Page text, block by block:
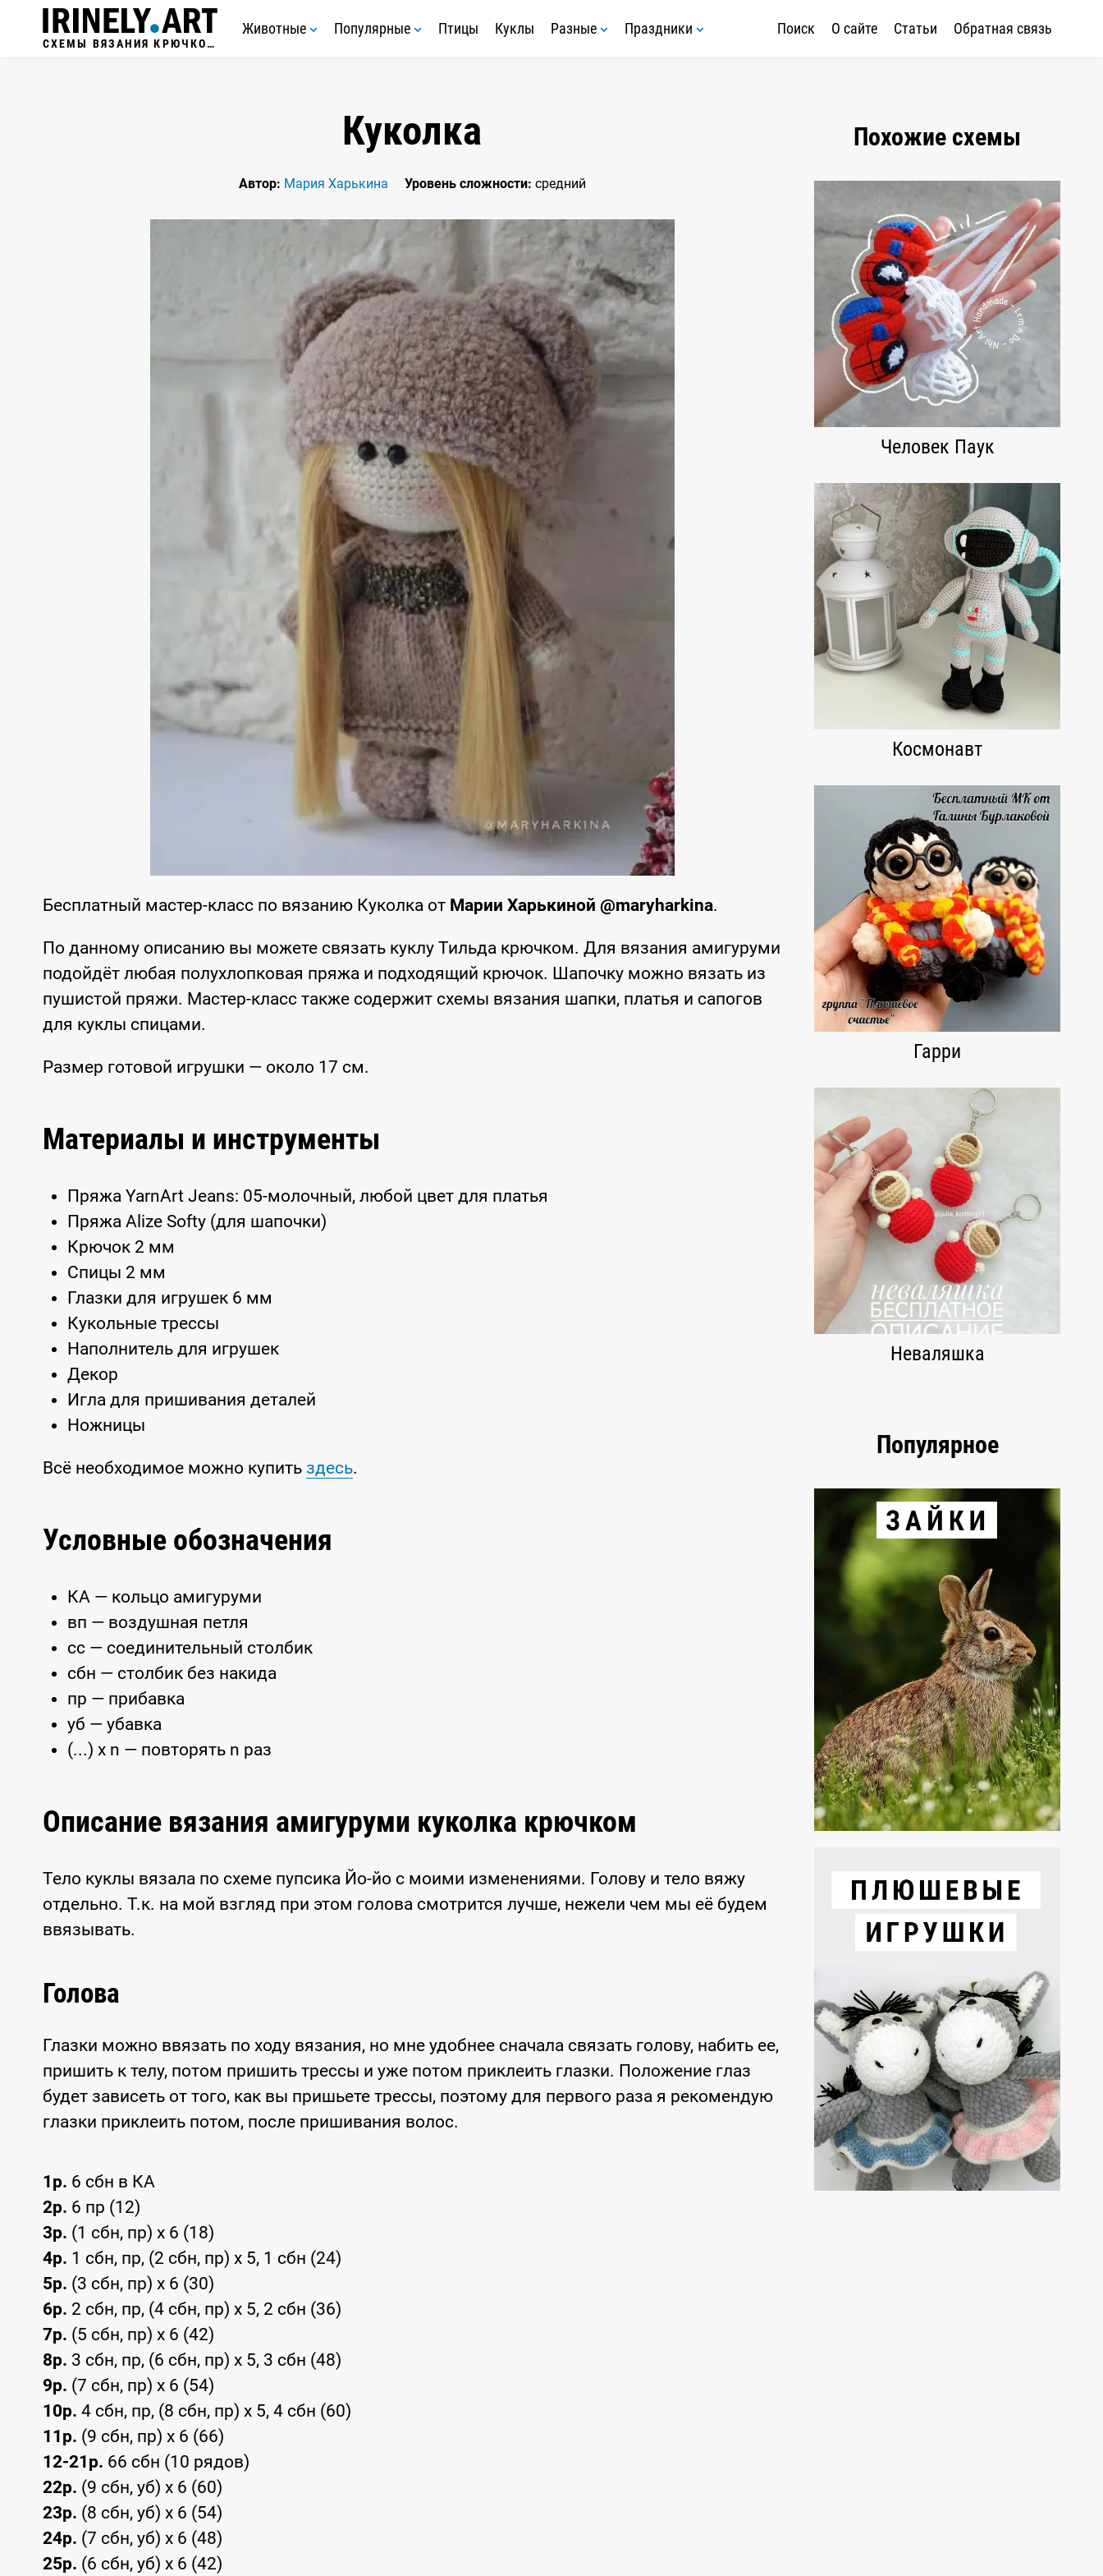
СХЕМЫ ВЯЗАНИЯ КРЮЧКОМ
Животные Популярные Птицы Куклы Разные Праздники Поиск О сайте Статьи Обратная связь
Куколка
Автор: Мария Харькина Уровень сложности: средний
Бесплатный мастер-класс по вязанию Куколка от Марии Харькиной @maryharkina.
По данному описанию вы можете связать куклу Тильда крючком. Для вязания амигуруми
подойдёт любая полухлопковая пряжа и подходящий крючок. Шапочку можно вязать из
пушистой пряжи. Мастер-класс также содержит схемы вязания шапки, платья и сапогов
для куклы спицами.
Размер готовой игрушки — около 17 см.
Материалы и инструменты
Пряжа YarnArt Jeans: 05-молочный, любой цвет для платья
Пряжа Alize Softy (для шапочки)
Крючок 2 мм
Спицы 2 мм
Глазки для игрушек 6 мм
Кукольные трессы
Наполнитель для игрушек
Декор
Игла для пришивания деталей
Ножницы
Всё необходимое можно купить здесь.
Условные обозначения
КА — кольцо амигуруми
вп — воздушная петля
сс — соединительный столбик
сбн — столбик без накида
пр — прибавка
уб — убавка
(...) x n — повторять n раз
Описание вязания амигуруми куколка крючком
Тело куклы вязала по схеме пупсика Йо-йо с моими изменениями. Голову и тело вяжу
отдельно. Т.к. на мой взгляд при этом голова смотрится лучше, нежели чем мы её будем
ввязывать.
Голова
Глазки можно ввязать по ходу вязания, но мне удобнее сначала связать голову, набить ее,
пришить к телу, потом пришить трессы и уже потом приклеить глазки. Положение глаз
будет зависеть от того, как вы пришьете трессы, поэтому для первого раза я рекомендую
глазки приклеить потом, после пришивания волос.
1р. 6 сбн в КА
2р. 6 пр (12)
3р. (1 сбн, пр) x 6 (18)
4р. 1 сбн, пр, (2 сбн, пр) x 5, 1 сбн (24)
5р. (3 сбн, пр) x 6 (30)
6р. 2 сбн, пр, (4 сбн, пр) x 5, 2 сбн (36)
7р. (5 сбн, пр) x 6 (42)
8р. 3 сбн, пр, (6 сбн, пр) x 5, 3 сбн (48)
9р. (7 сбн, пр) x 6 (54)
10р. 4 сбн, пр, (8 сбн, пр) x 5, 4 сбн (60)
11р. (9 сбн, пр) x 6 (66)
12-21р. 66 сбн (10 рядов)
22р. (9 сбн, уб) x 6 (60)
23р. (8 сбн, уб) x 6 (54)
24р. (7 сбн, уб) x 6 (48)
25р. (6 сбн, уб) x 6 (42)
Похожие схемы
Человек Паук
Космонавт
Гарри
Неваляшка
Популярное